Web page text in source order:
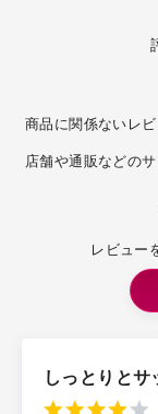
商品に関係ないレ
店舗や通販などの
レビュー
しっとりと